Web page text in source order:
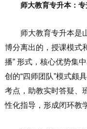
师大教育专升本：
师大教育专升本是
博分离出的，授课模式
播” 形式，核心优势集
创的“四师团队”模式颇
考点，助教实时答疑、
性化指导，形成闭环教